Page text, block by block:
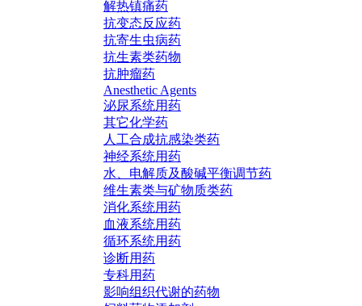
解热镇痛药
抗变态反应药
抗寄生虫病药
抗生素类药物
抗肿瘤药
Anesthetic Agents
泌尿系统用药
其它化学药
人工合成抗感染类药
神经系统用药
水、电解质及酸碱平衡调节药
维生素类与矿物质类药
消化系统用药
血液系统用药
循环系统用药
诊断用药
专科用药
影响组织代谢的药物